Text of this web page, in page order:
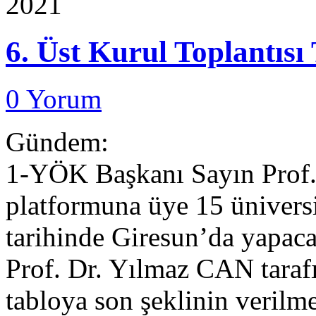
6. Üst Kurul
0 Yorum
Gündem:
1-YÖK Başkanı Sayın
platformuna üye 15
tarihinde Giresun’da
Prof. Dr. Yılmaz CAN
tabloya son şeklinin